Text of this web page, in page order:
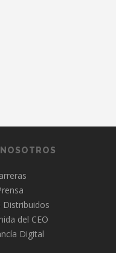
Distribuidos
del CEO
Digital